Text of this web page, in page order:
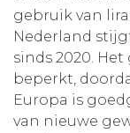
gebruik van
Nederland
sinds 2020.
beperkt,
Europa is
van nieuwe